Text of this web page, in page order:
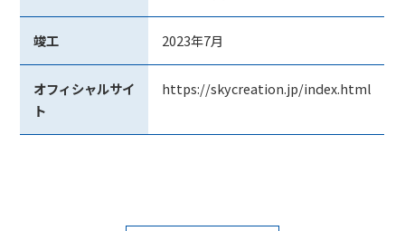
竣工 2023年7月
オフィシャルサイ
ト
https://skycreation.jp/index.html